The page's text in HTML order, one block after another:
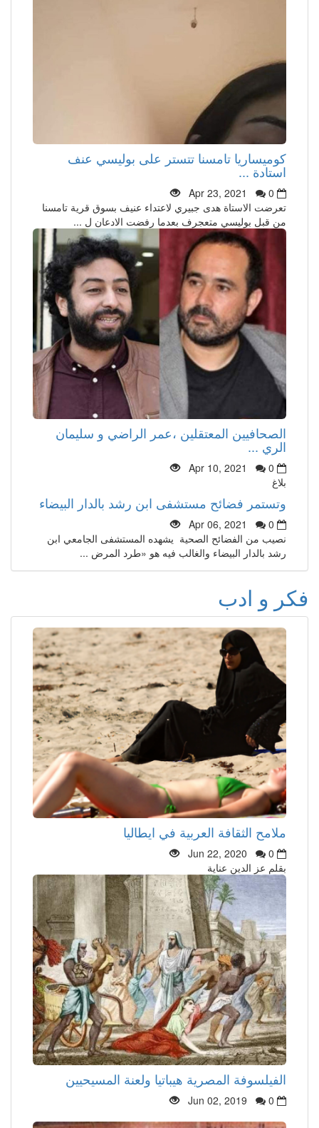
كوميساريا تامسنا تتستر على بوليسي عنف
استادة ...
Apr 23, 2021
0
تعرضت الاستاة هدى جبيري لاعتداء عنيف بسوق قرية تامسنا
من قبل بوليسي متعجرف بعدما رفضت الادعان ل ...
الصحافيين المعتقلين ،عمر الراضي و سليمان
الري ...
Apr 10, 2021
0
بلاغ
وتستمر فضائح مستشفى ابن رشد بالدار البيضاء
Apr 06, 2021
0
نصيب من الفضائح الصحية يشهده المستشفى الجامعي ابن
رشد بالدار البيضاء والغالب فيه هو «طرد المرض ...
فكر و ادب
ملامح الثقافة العربية في ايطاليا
Jun 22, 2020
0
بقلم عز الدين عناية
الفيلسوفة المصرية هيباتيا ولعنة المسيحيين
Jun 02, 2019 0